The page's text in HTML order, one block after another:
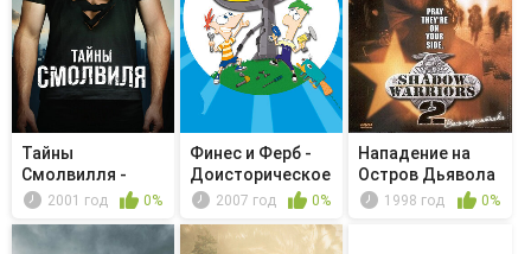
Тайны
Смолвилля -
Обещание
2001 год 0%
Финес и Ферб -
Доисторическое
Триштат...
2007 год 0%
Нападение на
Остров Дьявола
2: Гора С...
1998 год 0%